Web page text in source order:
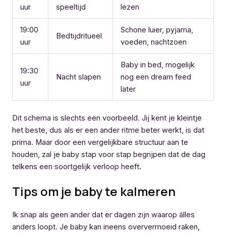
uur
speeltijd
lezen
19:00
uur
Bedtijdritueel
Schone luier, pyjama,
voeden, nachtzoen
19:30
uur
Nacht slapen
Baby in bed, mogelijk
nog een dream feed
later
Dit schema is slechts een voorbeeld. Jij kent je kleintje
het beste, dus als er een ander ritme beter werkt, is dat
prima. Maar door een vergelijkbare structuur aan te
houden, zal je baby stap voor stap begrijpen dat de dag
telkens een soortgelijk verloop heeft.
Tips om je baby te kalmeren
Ik snap als geen ander dat er dagen zijn waarop álles
anders loopt. Je baby kan ineens oververmoeid raken,